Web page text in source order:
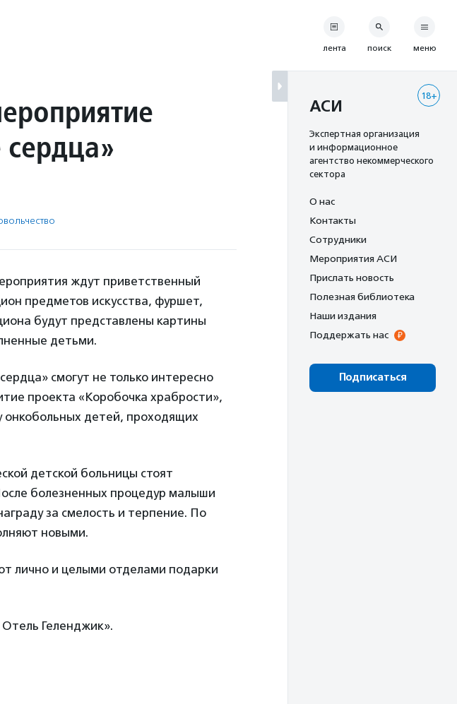
сердца»
ждут приветственный
предметов искусства, фуршет,
будут представлены картины
детьми.
смогут не только интересно
проекта «Коробочка храбрости»,
онкобольных детей, проходящих
детской больницы стоят
болезненных процедур малыши
за смелость и терпение. По
новыми.
лично и целыми отделами подарки
Геленджик».
лента поиск меню
18+
АСИ
Экспертная организация
и информационное
агентство некоммерческого
сектора
О нас
Контакты
Сотрудники
Мероприятия АСИ
Прислать новость
Полезная библиотека
Наши издания
Поддержать нас
Подписаться